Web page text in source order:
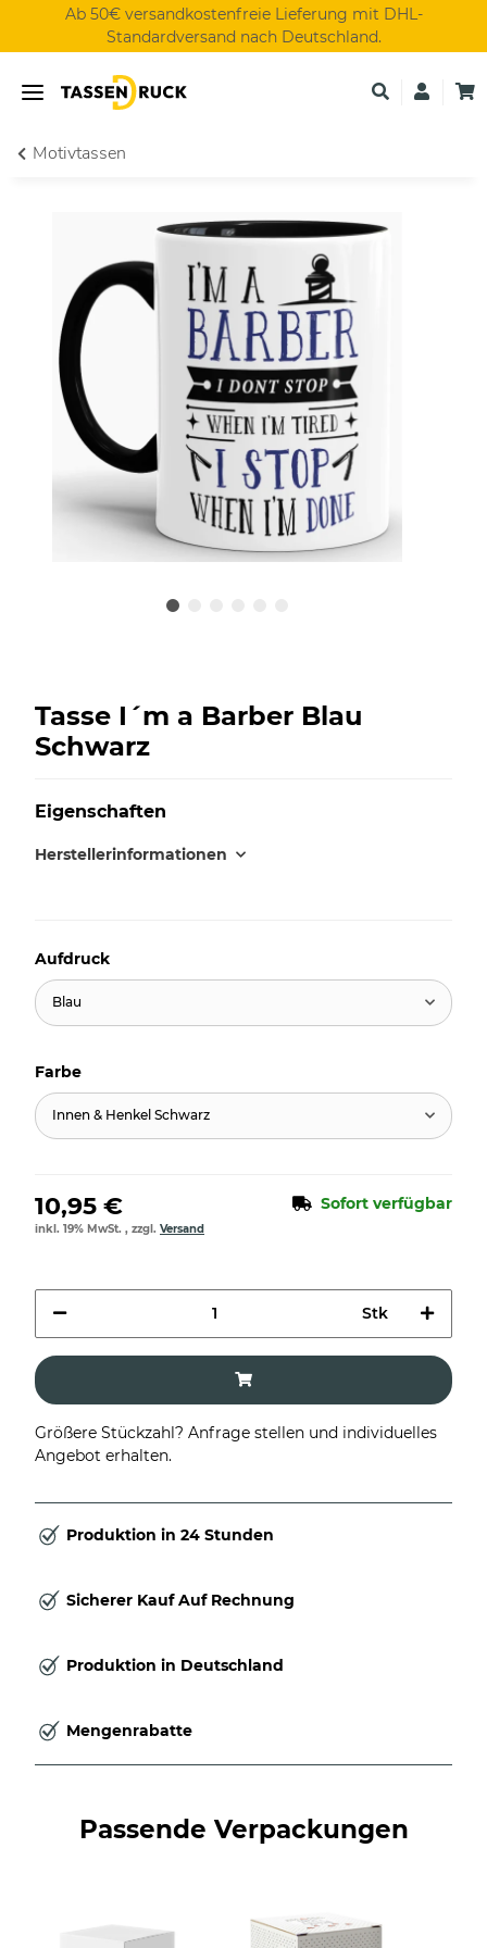
Ab 50€ versandkostenfreie Lieferung mit DHL-
Standardversand nach Deutschland.
Motivtassen
Tasse I´m a Barber Blau
Schwarz
Eigenschaften
Herstellerinformationen
Aufdruck
Blau
Farbe
Innen & Henkel Schwarz
10,95 € Sofort verfügbar
inkl. 19% MwSt. , zzgl. Versand
Stk
Größere Stückzahl? Anfrage stellen und individuelles
Angebot erhalten.
Produktion in 24 Stunden
Sicherer Kauf Auf Rechnung
Produktion in Deutschland
Mengenrabatte
Passende Verpackungen